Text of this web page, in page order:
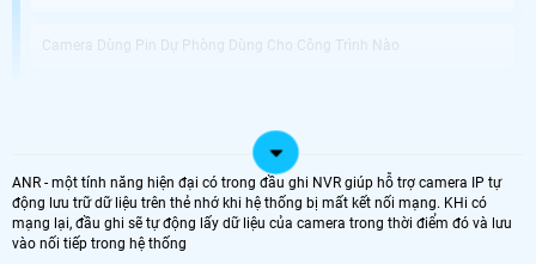
Camera Dùng Pin Dự Phòng Dùng Cho Công Trình Nào
Được phát triển với công nghệ tiên tiến, Camera Tích Hợp Pin Dự Phòng không
chỉ là thiết bị giám sát vị trí chuyên dụng mà còn giải pháp hoàn hảo cho
những tình huống mất điện hoặc thiếu nguồn điện. Với khả năng hoạt động
dựa trên pin tích hợp, bạn có thể dễ dàng di chuyển và sử dụng camera tại
nhiều vị trí khác nhau mà không cần phải lo lắng về nguồn điện.
ANR - một tính năng hiện đại có trong đầu ghi NVR giúp hỗ trợ camera IP tự
động lưu trữ dữ liệu trên thẻ nhớ khi hệ thống bị mất kết nối mạng. KHi có
mạng lại, đầu ghi sẽ tự động lấy dữ liệu của camera trong thời điểm đó và lưu
vào nối tiếp trong hệ thống